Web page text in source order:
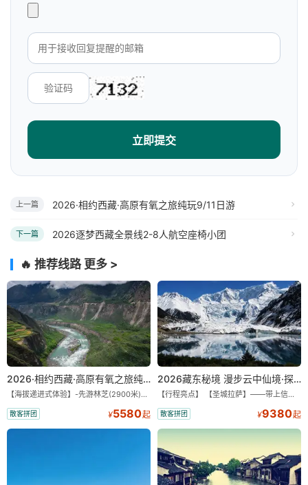
立即提交
上一篇 2026·相约西藏·高原有氧之旅纯玩9/11日游
下一篇 2026逐梦西藏全景线2-8人航空座椅小团
🔥 推荐线路 更多 >
2026·相约西藏·高原有氧之旅纯玩9/11日游
【海拔递进式体验】-先游林芝(2900米)再访拉萨(3650米)，亲测 99%游客零高反 。 【贴心保障】-全程配备便携式制氧机，高反根本不是事儿 ！ 【无人机航拍】-雪山/圣湖/峡谷/古寺民俗深度串联，「随车航拍」大片呈现 。 【特色美食】-石锅鸡热腾腾的烟火气，当地特色烤羊宴，欢快的篝火歌舞 。 【沉浸式体验】-赠送藏装旅拍，夜游布达拉宫，让旅程成为有温度的记忆 。 【绝美风光】-醉美318穿越云端，林芝秘境藏地江南，羊卓雍措上帝打翻的调色盘 。
散客拼团 ¥5580起
2026藏东秘境 漫步云中仙境·探秘世外桃源·纯玩11/13日
【行程亮点】 【圣城拉萨】——带上信心与信仰去西藏，行吟拉萨，感受这座城与生俱来的与众不同！ 【布达拉宫】——集宫殿城堡寺院于一体的宏伟建筑，是西藏最完整的古代宫堡建筑群！ 【巴松措】——西藏首个自然风景类国家5A级旅游风景区 【鲁朗小镇】——藏语龙王谷，神仙居住的地方 【米堆冰川】——中国三大海洋冰川之一 【然乌湖】——静谧然乌，它的静和蓝远近闻名！ 【莲花秘境墨脱】——隐藏的莲花、云里雾里，雪山之下，被称为“中国最后一个世外桃源”。 【雅鲁藏布大峡谷】——世界最深最长的河流峡谷，地球上“最后的秘境”，“最美的伤痕”！ 【索松村】——索松村位于西藏林芝地区，是一个被誉为“藏地最美村庄”的地方！ 【南迦巴瓦峰】——南迦巴瓦峰用“长矛直刺苍穹”形容它，尤其它的日落金山，气吞山河 【特别赠送】——藏装写真、哈达礼遇、缓解高反 便携式氧气1瓶/人
散客拼团 ¥9380起